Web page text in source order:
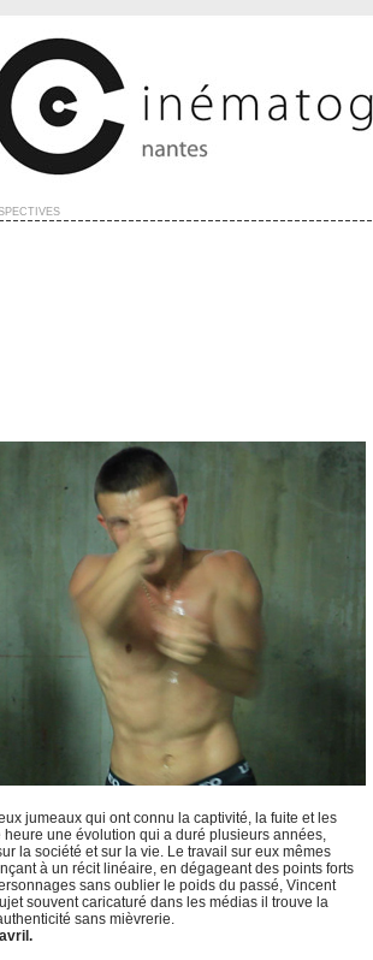
jumeaux qui ont connu la captivité, la fuite et les
une évolution qui a duré plusieurs années,
la société et sur la vie. Le travail sur eux mêmes
à un récit linéaire, en dégageant des points forts
sans oublier le poids du passé, Vincent
souvent caricaturé dans les médias il trouve la
sans mièvrerie.